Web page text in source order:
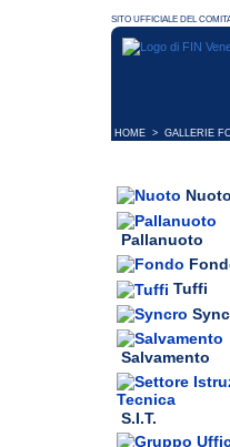
HOME > GALLERIE
Nuoto
Pallanuoto
Tuffi
Salvamento
S.I.T.